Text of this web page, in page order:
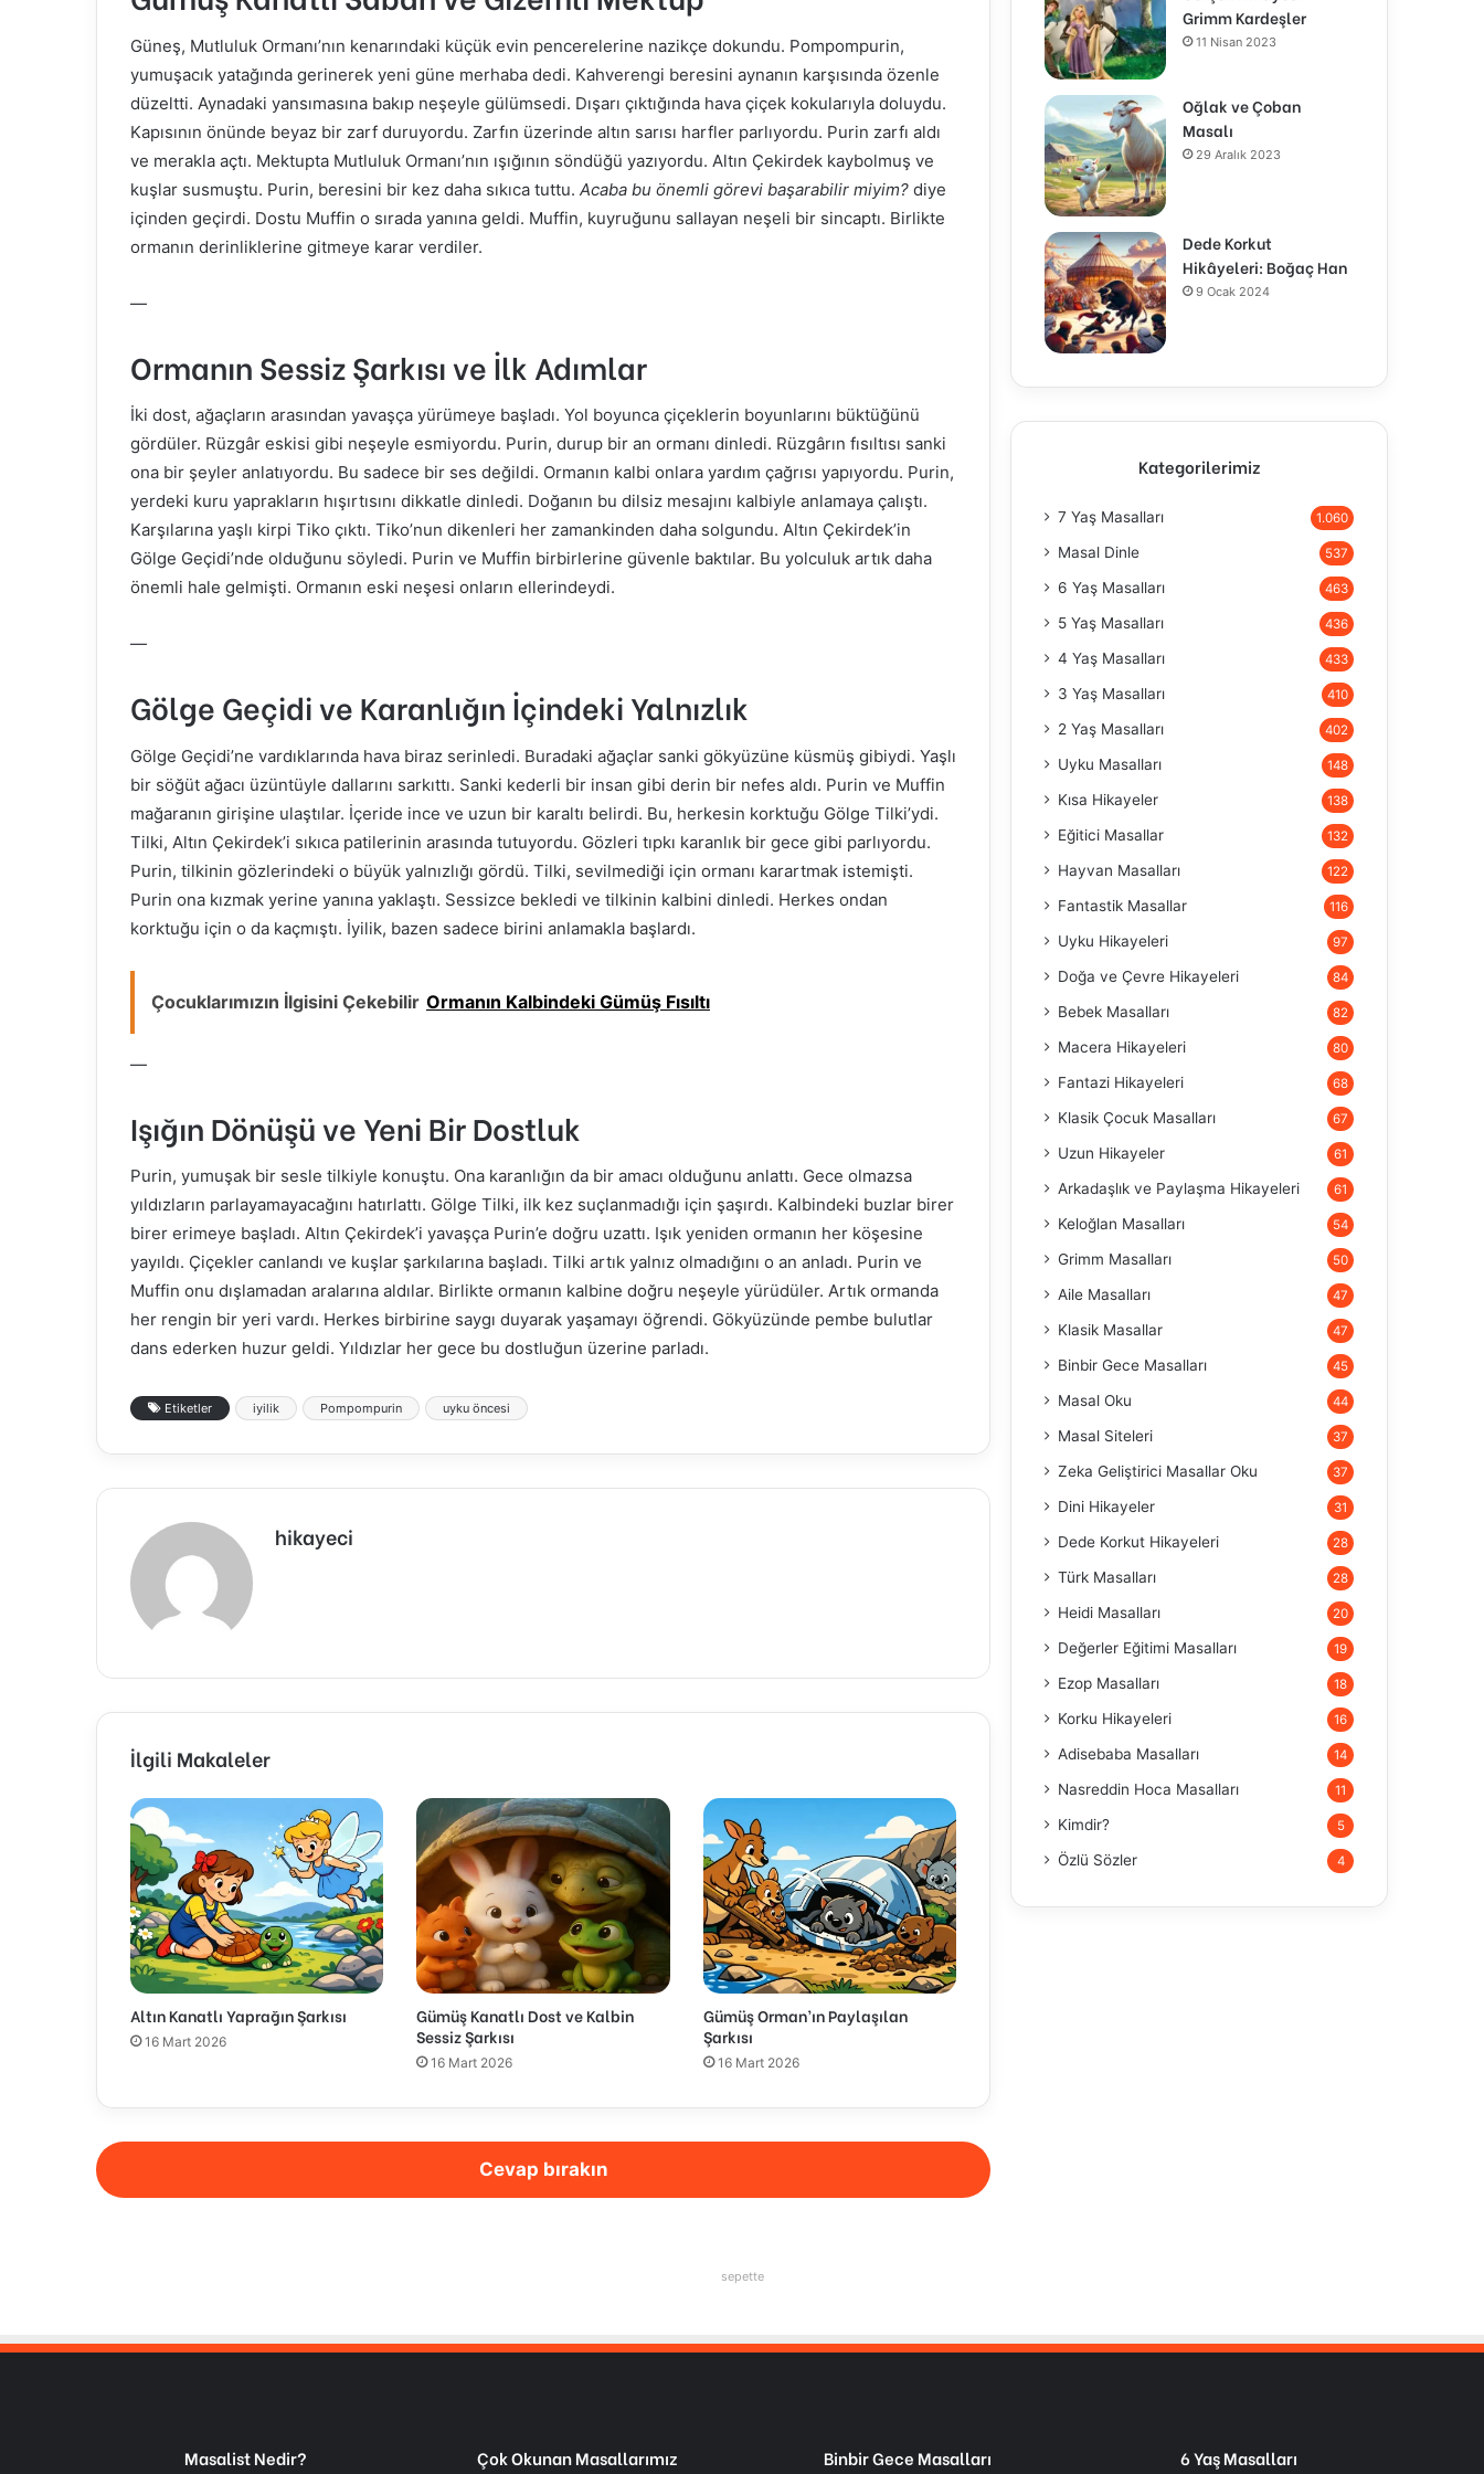
Güneş, Mutluluk Ormanı’nın kenarındaki küçük evin pencerelerine nazikçe dokundu. Pompompurin,
yumuşacık yatağında gerinerek yeni güne merhaba dedi. Kahverengi beresini aynanın karşısında özenle
düzeltti. Aynadaki yansımasına bakıp neşeyle gülümsedi. Dışarı çıktığında hava çiçek kokularıyla doluydu.
Kapısının önünde beyaz bir zarf duruyordu. Zarfın üzerinde altın sarısı harfler parlıyordu. Purin zarfı aldı
ve merakla açtı. Mektupta Mutluluk Ormanı’nın ışığının söndüğü yazıyordu. Altın Çekirdek kaybolmuş ve
kuşlar susmuştu. Purin, beresini bir kez daha sıkıca tuttu. Acaba bu önemli görevi başarabilir miyim? diye
içinden geçirdi. Dostu Muffin o sırada yanına geldi. Muffin, kuyruğunu sallayan neşeli bir sincaptı. Birlikte
ormanın derinliklerine gitmeye karar verdiler.
—
Ormanın Sessiz Şarkısı ve İlk Adımlar
İki dost, ağaçların arasından yavaşça yürümeye başladı. Yol boyunca çiçeklerin boyunlarını büktüğünü
gördüler. Rüzgâr eskisi gibi neşeyle esmiyordu. Purin, durup bir an ormanı dinledi. Rüzgârın fısıltısı sanki
ona bir şeyler anlatıyordu. Bu sadece bir ses değildi. Ormanın kalbi onlara yardım çağrısı yapıyordu. Purin,
yerdeki kuru yaprakların hışırtısını dikkatle dinledi. Doğanın bu dilsiz mesajını kalbiyle anlamaya çalıştı.
Karşılarına yaşlı kirpi Tiko çıktı. Tiko’nun dikenleri her zamankinden daha solgundu. Altın Çekirdek’in
Gölge Geçidi’nde olduğunu söyledi. Purin ve Muffin birbirlerine güvenle baktılar. Bu yolculuk artık daha
önemli hale gelmişti. Ormanın eski neşesi onların ellerindeydi.
—
Gölge Geçidi ve Karanlığın İçindeki Yalnızlık
Gölge Geçidi’ne vardıklarında hava biraz serinledi. Buradaki ağaçlar sanki gökyüzüne küsmüş gibiydi. Yaşlı
bir söğüt ağacı üzüntüyle dallarını sarkıttı. Sanki kederli bir insan gibi derin bir nefes aldı. Purin ve Muffin
mağaranın girişine ulaştılar. İçeride ince ve uzun bir karaltı belirdi. Bu, herkesin korktuğu Gölge Tilki’ydi.
Tilki, Altın Çekirdek’i sıkıca patilerinin arasında tutuyordu. Gözleri tıpkı karanlık bir gece gibi parlıyordu.
Purin, tilkinin gözlerindeki o büyük yalnızlığı gördü. Tilki, sevilmediği için ormanı karartmak istemişti.
Purin ona kızmak yerine yanına yaklaştı. Sessizce bekledi ve tilkinin kalbini dinledi. Herkes ondan
korktuğu için o da kaçmıştı. İyilik, bazen sadece birini anlamakla başlardı.
Çocuklarımızın İlgisini Çekebilir Ormanın Kalbindeki Gümüş Fısıltı
—
Işığın Dönüşü ve Yeni Bir Dostluk
Purin, yumuşak bir sesle tilkiyle konuştu. Ona karanlığın da bir amacı olduğunu anlattı. Gece olmazsa
yıldızların parlayamayacağını hatırlattı. Gölge Tilki, ilk kez suçlanmadığı için şaşırdı. Kalbindeki buzlar birer
birer erimeye başladı. Altın Çekirdek’i yavaşça Purin’e doğru uzattı. Işık yeniden ormanın her köşesine
yayıldı. Çiçekler canlandı ve kuşlar şarkılarına başladı. Tilki artık yalnız olmadığını o an anladı. Purin ve
Muffin onu dışlamadan aralarına aldılar. Birlikte ormanın kalbine doğru neşeyle yürüdüler. Artık ormanda
her rengin bir yeri vardı. Herkes birbirine saygı duyarak yaşamayı öğrendi. Gökyüzünde pembe bulutlar
dans ederken huzur geldi. Yıldızlar her gece bu dostluğun üzerine parladı.
Etiketler iyilik Pompompurin uyku öncesi
hikayeci
İlgili Makaleler
Altın Kanatlı Yaprağın Şarkısı
16 Mart 2026
Gümüş Kanatlı Dost ve Kalbin
Sessiz Şarkısı
16 Mart 2026
Gümüş Orman’ın Paylaşılan
Şarkısı
16 Mart 2026
Cevap bırakın
Grimm Kardeşler
11 Nisan 2023
Oğlak ve Çoban
Masalı
29 Aralık 2023
Dede Korkut
Hikâyeleri: Boğaç Han
9 Ocak 2024
Kategorilerimiz
7 Yaş Masalları 1.060
Masal Dinle 537
6 Yaş Masalları 463
5 Yaş Masalları 436
4 Yaş Masalları 433
3 Yaş Masalları 410
2 Yaş Masalları 402
Uyku Masalları 148
Kısa Hikayeler 138
Eğitici Masallar 132
Hayvan Masalları 122
Fantastik Masallar 116
Uyku Hikayeleri 97
Doğa ve Çevre Hikayeleri 84
Bebek Masalları 82
Macera Hikayeleri 80
Fantazi Hikayeleri 68
Klasik Çocuk Masalları 67
Uzun Hikayeler 61
Arkadaşlık ve Paylaşma Hikayeleri 61
Keloğlan Masalları 54
Grimm Masalları 50
Aile Masalları 47
Klasik Masallar 47
Binbir Gece Masalları 45
Masal Oku 44
Masal Siteleri 37
Zeka Geliştirici Masallar Oku 37
Dini Hikayeler 31
Dede Korkut Hikayeleri 28
Türk Masalları 28
Heidi Masalları 20
Değerler Eğitimi Masalları 19
Ezop Masalları 18
Korku Hikayeleri 16
Adisebaba Masalları 14
Nasreddin Hoca Masalları 11
Kimdir? 5
Özlü Sözler 4
sepette
Masalist Nedir? Çok Okunan Masallarımız Binbir Gece Masalları 6 Yaş Masalları